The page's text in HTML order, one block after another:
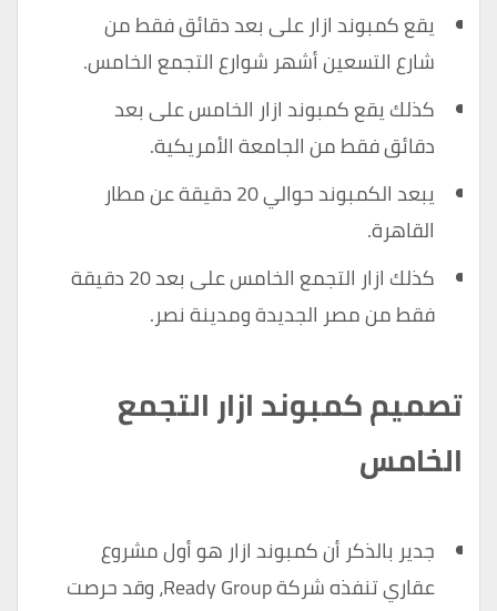
يقع كمبوند ازار على بعد دقائق فقط من
شارع التسعين أشهر شوارع التجمع الخامس.
كذلك يقع كمبوند ازار الخامس على بعد
دقائق فقط من الجامعة الأمريكية.
يبعد الكمبوند حوالي 20 دقيقة عن مطار
القاهرة.
كذلك ازار التجمع الخامس على بعد 20 دقيقة
فقط من مصر الجديدة ومدينة نصر.
تصميم كمبوند ازار التجمع
الخامس
جدير بالذكر أن كمبوند ازار هو أول مشروع
عقاري تنفذه شركة Ready Group، وقد حرصت